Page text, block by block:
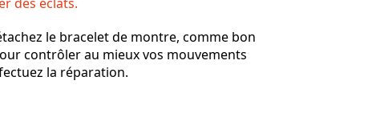
le bracelet de montre, comme bon
contrôler au mieux vos mouvements
la réparation.